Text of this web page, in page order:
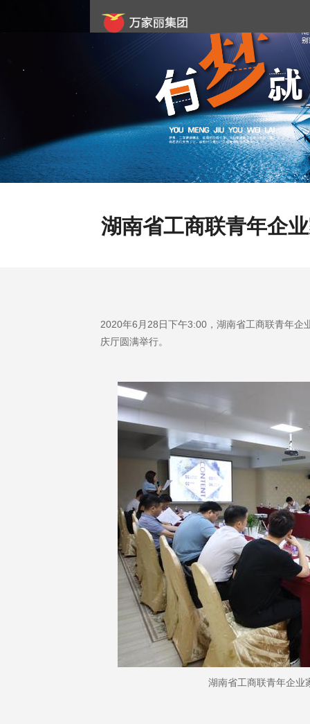
湖南省工商联青年企
2020年6月28日下午3:00，湖南省工商联青年企
庆厅圆满举行。
湖南省工商联青年企业